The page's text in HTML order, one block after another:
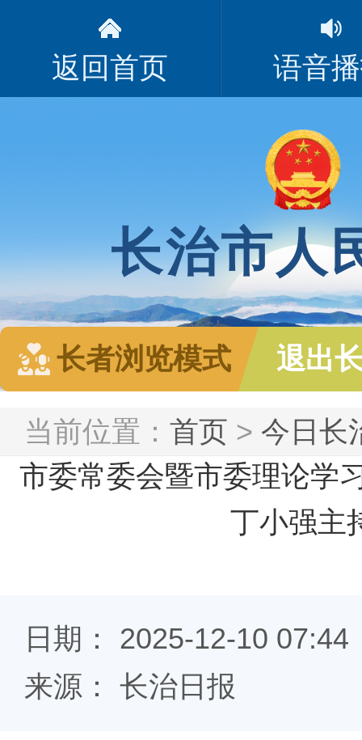
返回首页 语音
长治市人
长者浏览模式 退出
当前位置： 首页 > 今日长
市委常委会暨市委理论学
丁小强主
日期： 2025-12-10 07:44
来源： 长治日报